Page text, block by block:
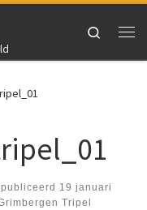
Search
19 januari
Tripel